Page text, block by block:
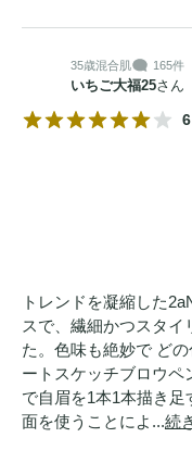
35歳混合肌 165件
いちご大福25さん
6
トレンドを凝縮した
スで、繊細かつスタイ
た。色味も絶妙で ど
ートスケッチブロウペ
で自眉を1本1本描き
面を使うことによ...続